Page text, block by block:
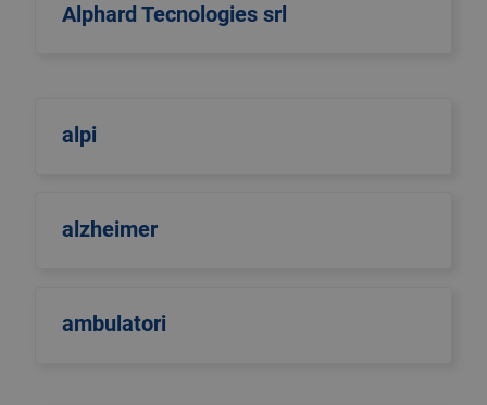
Alphard Tecnologies srl
alpi
alzheimer
ambulatori